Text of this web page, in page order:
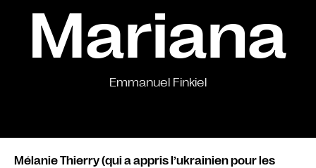
Mariana
Emmanuel Finkiel
Mélanie Thierry (qui a appris l’ukrainien pour les